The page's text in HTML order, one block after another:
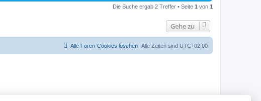
Die Suche ergab 2 Treffer • Seite 1 von 1
Gehe zu
Alle Zeiten sind UTC+02:00
Alle Foren-Cookies löschen